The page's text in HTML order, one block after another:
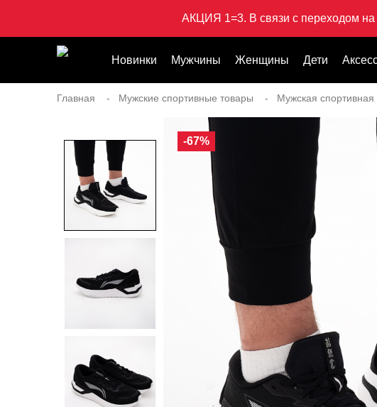
АКЦИЯ 1=3. В связи с переходом на
Новинки Мужчины Женщины Дети
Главная Мужские спортивные товары Мужская спортивная
-67%